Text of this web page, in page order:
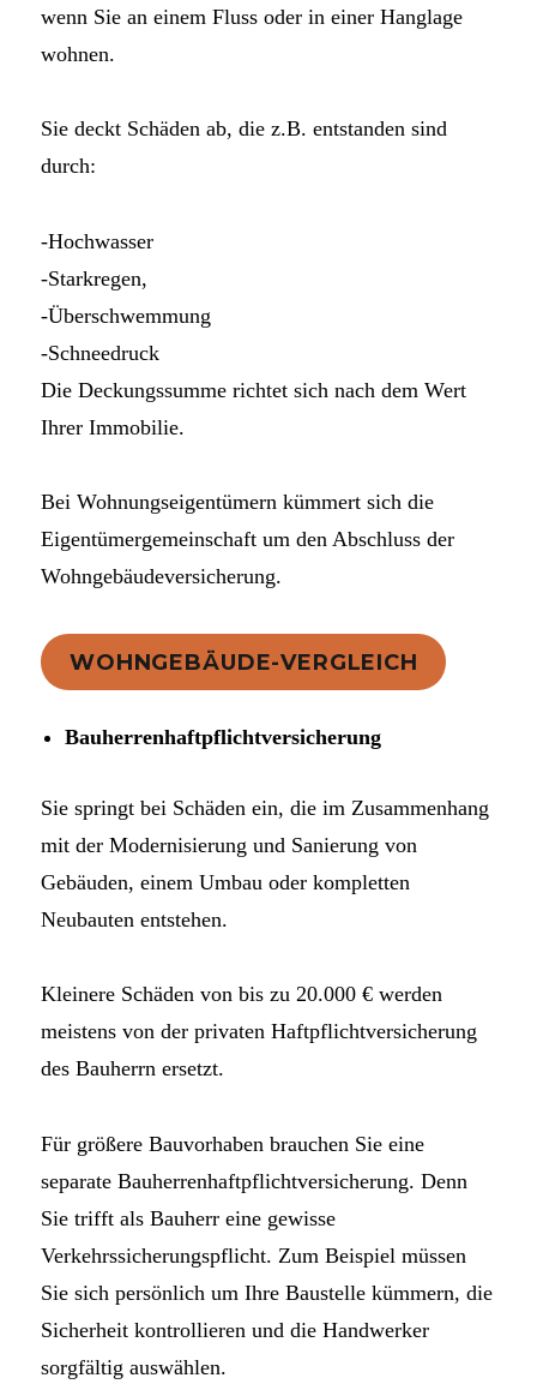
wenn Sie an einem Fluss oder in einer Hanglage
wohnen.
Sie deckt Schäden ab, die z.B. entstanden sind
durch:
-Hochwasser
-Starkregen,
-Überschwemmung
-Schneedruck
Die Deckungssumme richtet sich nach dem Wert
Ihrer Immobilie.
Bei Wohnungseigentümern kümmert sich die
Eigentümergemeinschaft um den Abschluss der
Wohngebäudeversicherung.
WOHNGEBÄUDE-VERGLEICH
Bauherrenhaftpflichtversicherung
Sie springt bei Schäden ein, die im Zusammenhang
mit der Modernisierung und Sanierung von
Gebäuden, einem Umbau oder kompletten
Neubauten entstehen.
Kleinere Schäden von bis zu 20.000 € werden
meistens von der privaten Haftpflichtversicherung
des Bauherrn ersetzt.
Für größere Bauvorhaben brauchen Sie eine
separate Bauherrenhaftpflichtversicherung. Denn
Sie trifft als Bauherr eine gewisse
Verkehrssicherungspflicht. Zum Beispiel müssen
Sie sich persönlich um Ihre Baustelle kümmern, die
Sicherheit kontrollieren und die Handwerker
sorgfältig auswählen.